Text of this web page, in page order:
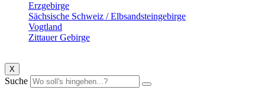
Erzgebirge
Sächsische Schweiz / Elbsandsteingebirge
Vogtland
Zittauer Gebirge
X
Suche